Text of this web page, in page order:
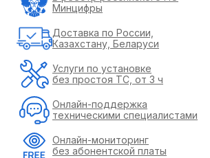
Минцифры
Доставка по России,
Казахстану, Беларуси
Услуги по установке
без простоя ТС, от 3 ч
Онлайн-поддержка
техническими специалистами
Онлайн-мониторинг
без абонентской платы